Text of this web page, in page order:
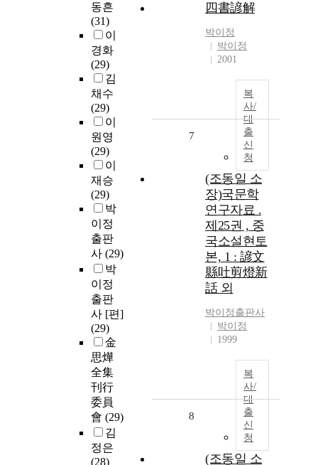
동흔
(31)
이
경화
(29)
김
채수
(29)
이
원영
(29)
이
재승
(29)
박
이정
출판
사 (29)
박
이정
출판
사 [편]
(29)
金
思燁
全集
刊行
委員
會 (29)
김
정은
(28)
四書諺解
박이정
박이정
2001
복
사/
대
출
신
청
7
(조동일 소
장)국문학
연구자료 .
제25권 , 중
국소설현토
본, 1 : 諺文
縣吐剪燈新
話 외
박이정출판사
박이정
1999
복
사/
대
출
신
청
8
(조동일 소